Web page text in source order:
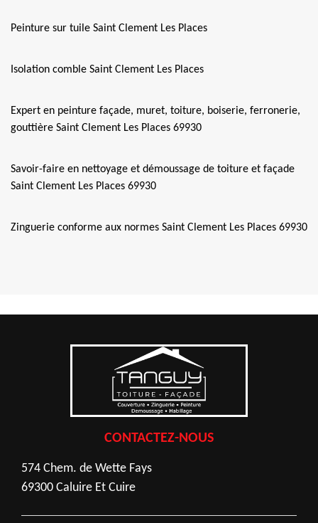
Peinture sur tuile Saint Clement Les Places
Isolation comble Saint Clement Les Places
Expert en peinture façade, muret, toiture, boiserie, ferronerie,
gouttière Saint Clement Les Places 69930
Savoir-faire en nettoyage et démoussage de toiture et façade
Saint Clement Les Places 69930
Zinguerie conforme aux normes Saint Clement Les Places 69930
CONTACTEZ-NOUS
574 Chem. de Wette Fays
69300 Caluire Et Cuire